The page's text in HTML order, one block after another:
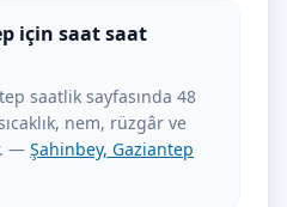
için saat saat
saatlik sayfasında 48
nem, rüzgâr ve
— Şahinbey, Gaziantep